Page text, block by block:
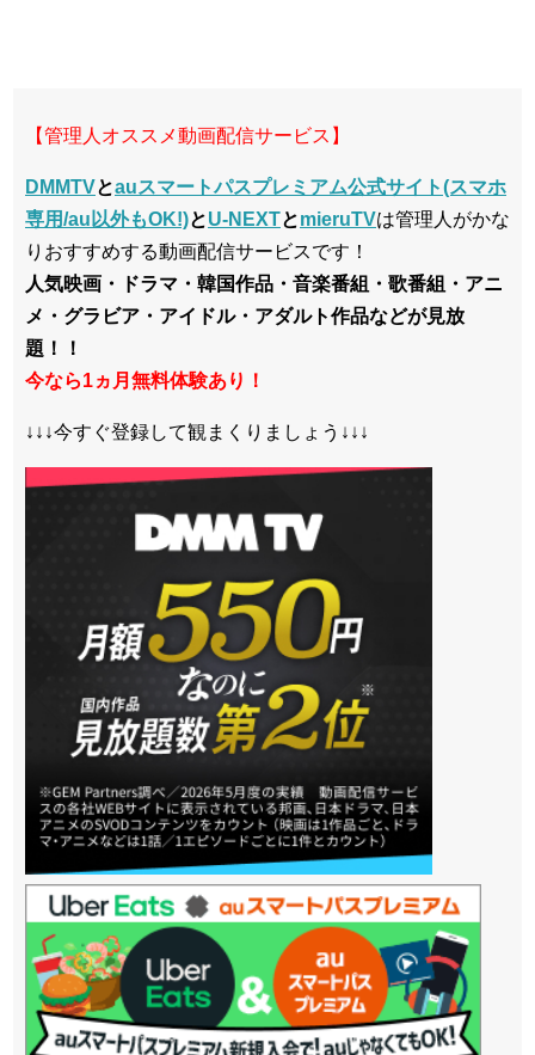
【管理人オススメ動画配信サービス】
DMMTVとauスマートパスプレミアム公式サイト(スマホ
専用/au以外もOK!)とU-NEXTとmieruTVは管理人がかな
りおすすめする動画配信サービスです！
人気映画・ドラマ・韓国作品・音楽番組・歌番組・アニ
メ・グラビア・アイドル・アダルト作品などが見放
題！！
今なら1ヵ月無料体験あり！
↓↓↓今すぐ登録して観まくりましょう↓↓↓